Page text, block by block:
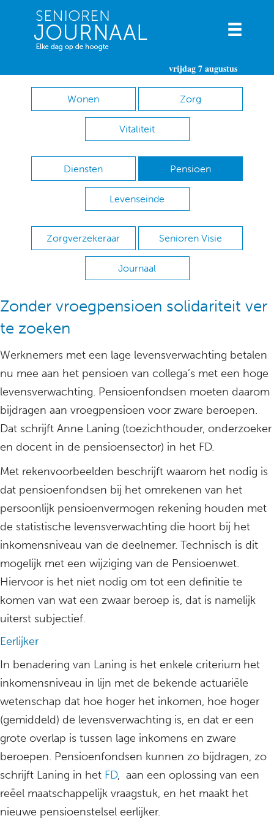
vrijdag 7 augustus
Wonen Zorg
Vitaliteit
Diensten Pensioen
Levenseinde
Zorgverzekeraar Senioren Visie
Journaal
Zonder vroegpensioen solidariteit ver
te zoeken
Werknemers met een lage levensverwachting betalen
nu mee aan het pensioen van collega’s met een hoge
levensverwachting. Pensioenfondsen moeten daarom
bijdragen aan vroegpensioen voor zware beroepen.
Dat schrijft Anne Laning (toezichthouder, onderzoeker
en docent in de pensioensector) in het FD.
Met rekenvoorbeelden beschrijft waarom het nodig is
dat pensioenfondsen bij het omrekenen van het
persoonlijk pensioenvermogen rekening houden met
de statistische levensverwachting die hoort bij het
inkomensniveau van de deelnemer. Technisch is dit
mogelijk met een wijziging van de Pensioenwet.
Hiervoor is het niet nodig om tot een definitie te
komen van wat een zwaar beroep is, dat is namelijk
uiterst subjectief.
Eerlijker
In benadering van Laning is het enkele criterium het
inkomensniveau in lijn met de bekende actuariële
wetenschap dat hoe hoger het inkomen, hoe hoger
(gemiddeld) de levensverwachting is, en dat er een
grote overlap is tussen lage inkomens en zware
beroepen. Pensioenfondsen kunnen zo bijdragen, zo
schrijft Laning in het FD, aan een oplossing van een
reëel maatschappelijk vraagstuk, en het maakt het
nieuwe pensioenstelsel eerlijker.